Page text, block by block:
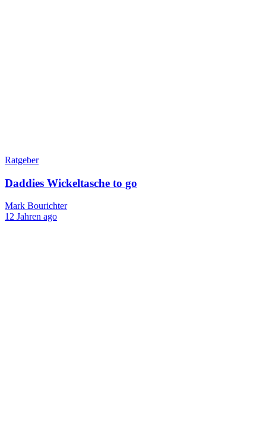
Ratgeber
Daddies Wickeltasche to go
Mark Bourichter
12 Jahren ago